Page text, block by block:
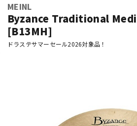
エレキギター
MEINL
Byzance Traditional
[B13MH]
ドラステサマーセール2026対象品！